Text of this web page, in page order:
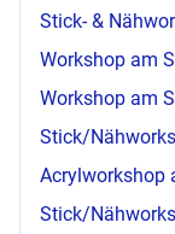
Stick- &
Workshop am
Workshop am
Stick/
Acrylworkshop
Stick/